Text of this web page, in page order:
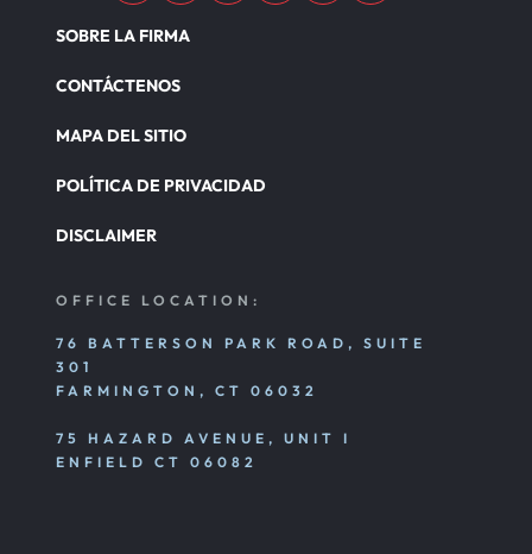
SOBRE LA FIRMA
CONTÁCTENOS
MAPA DEL SITIO
POLÍTICA DE PRIVACIDAD
DISCLAIMER
OFFICE LOCATION:
76 BATTERSON PARK ROAD, SUITE
301
FARMINGTON, CT 06032
75 HAZARD AVENUE, UNIT I
ENFIELD CT 06082